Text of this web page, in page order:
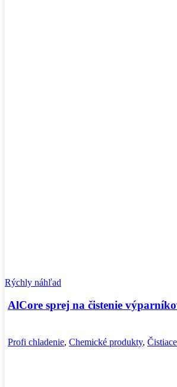
Rýchly náhľad
AlCore sprej na čistenie
Profi chladenie, Chemické produkty,